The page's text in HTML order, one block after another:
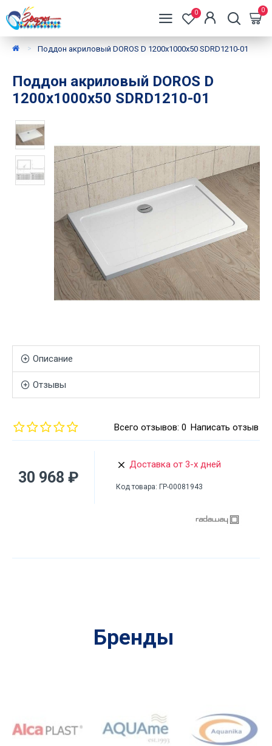
0 0
Поддон акриловый DOROS D 1200x1000x50 SDRD1210-01
Поддон акриловый DOROS D
1200x1000x50 SDRD1210-01
Описание
Отзывы
Всего отзывов: 0 Написать отзыв
30 968 ₽
Доставка от 3-х дней
Код товара: ГР-00081943
Бренды